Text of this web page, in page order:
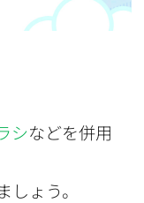
シなどを併用
ょう。